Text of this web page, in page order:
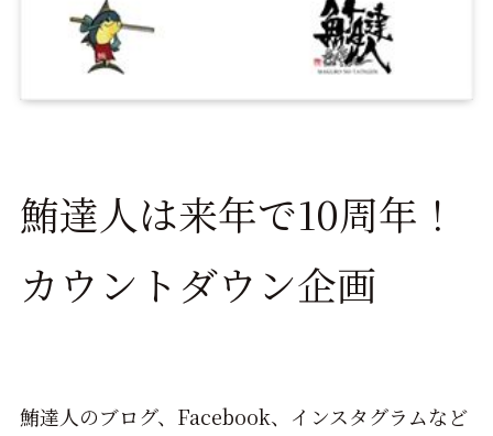
鮪達人は来年で10周年！
カウントダウン企画
鮪達人のブログ、Facebook、インスタグラムなど